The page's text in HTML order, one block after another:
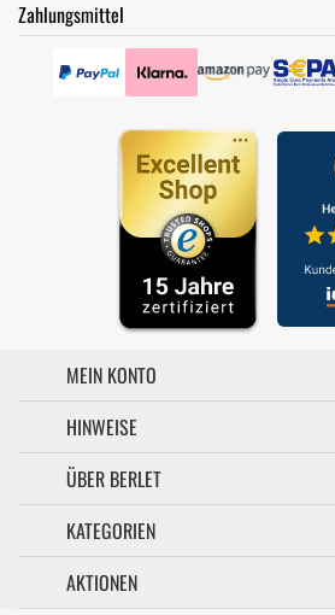
Zahlungsmittel
MEIN KONTO
HINWEISE
ÜBER BERLET
KATEGORIEN
AKTIONEN